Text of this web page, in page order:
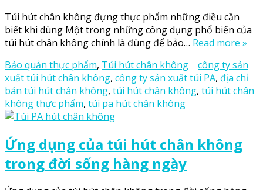
Túi hút chân không đựng thực phẩm những điều cần
biết khi dùng Một trong những công dụng phổ biến của
túi hút chân không chính là đùng để bảo… Read more »
Bảo quản thực phẩm, Túi hút chân không
công ty sản
xuất túi hút chân không, công ty sản xuất túi PA, địa chỉ
bán túi hút chân không, túi hút chân không, túi hút chân
không thực phẩm, túi pa hút chân không
Ứng dụng của túi hút chân không
trong đời sống hàng ngày